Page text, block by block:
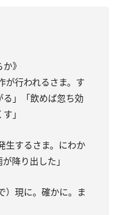
》
が行われるさま。す
る」「飲めば忽ち効
」
生するさま。にわか
降り出した」
）現に。確かに。ま